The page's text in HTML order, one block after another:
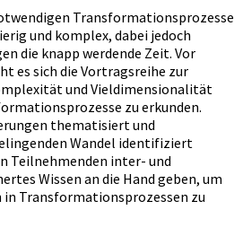
Transformationsprozesse
und komplex, dabei jedoch
die knapp werdende Zeit. Vor
es sich die Vortragsreihe zur
und Vieldimensionalität
zu erkunden.
thematisiert und
Wandel identifiziert
Teilnehmenden inter- und
Wissen an die Hand geben, um
in Transformationsprozessen zu